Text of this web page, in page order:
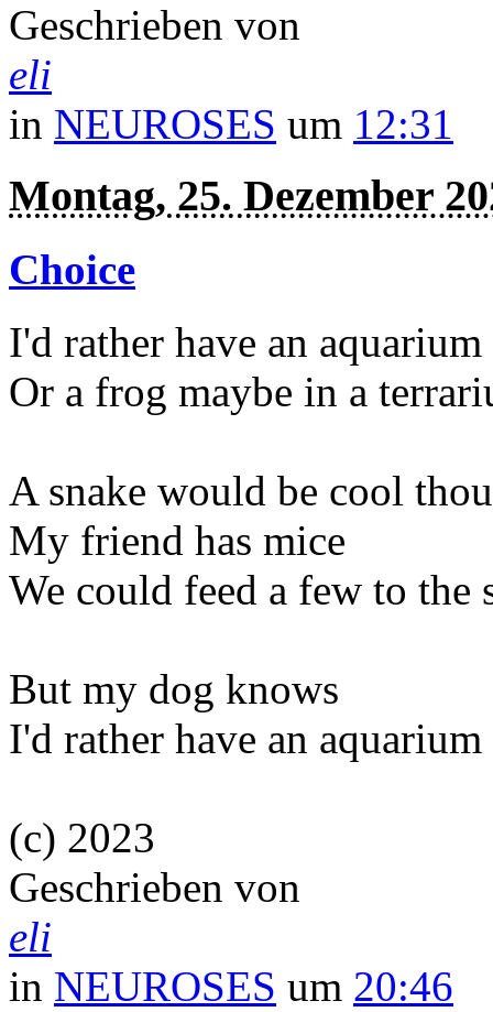
Geschrieben von
eli
in NEUROSES um 12:31
Montag, 25. Dezember
Choice
I'd rather have an aquarium
Or a frog maybe in a
A snake would be cool
My friend has mice
We could feed a few to the
But my dog knows
I'd rather have an aquarium
(c) 2023
Geschrieben von
eli
in NEUROSES um 20:46